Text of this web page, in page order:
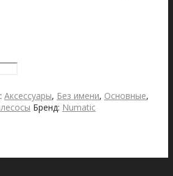
Аксессуары, Без имени, Основные,
Бренд: Numatic